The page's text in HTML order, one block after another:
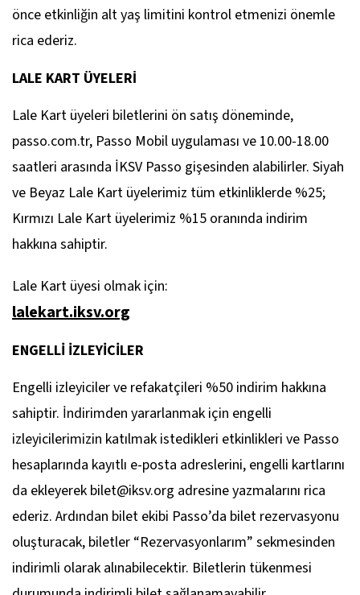
önce etkinliğin alt yaş limitini kontrol etmenizi önemle
rica ederiz.
LALE KART ÜYELERİ
Lale Kart üyeleri biletlerini ön satış döneminde,
passo.com.tr, Passo Mobil uygulaması ve 10.00-18.00
saatleri arasında İKSV Passo gişesinden alabilirler. Siyah
ve Beyaz Lale Kart üyelerimiz tüm etkinliklerde %25;
Kırmızı Lale Kart üyelerimiz %15 oranında indirim
hakkına sahiptir.
Lale Kart üyesi olmak için:
lalekart.iksv.org
ENGELLİ İZLEYİCİLER
Engelli izleyiciler ve refakatçileri %50 indirim hakkına
sahiptir. İndirimden yararlanmak için engelli
izleyicilerimizin katılmak istedikleri etkinlikleri ve Passo
hesaplarında kayıtlı e-posta adreslerini, engelli kartlarını
da ekleyerek bilet@iksv.org adresine yazmalarını rica
ederiz. Ardından bilet ekibi Passo’da bilet rezervasyonu
oluşturacak, biletler “Rezervasyonlarım” sekmesinden
indirimli olarak alınabilecektir. Biletlerin tükenmesi